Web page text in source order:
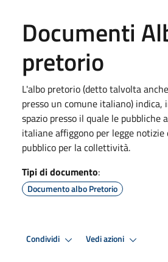
Documenti
pretorio
L'albo pretorio (detto talvolta
presso un comune italiano)
spazio presso il quale le pubbliche
italiane affiggono per legge
pubblico per la collettività.
Tipi di documento:
Documento albo Pretorio
Condividi Vedi azioni